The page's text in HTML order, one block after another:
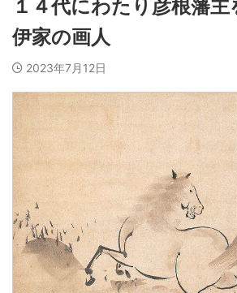
１４代にわたり彦根藩
伊家の画人
2023年7月12日